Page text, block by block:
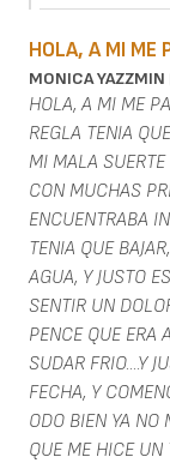
HOLA, A MI ME
MONICA
HOLA, A MI ME
REGLA TENIA
MI MALA SUERTE
CON MUCHAS
ENCUENTRABA
TENIA QUE
AGUA, Y JUSTO
SENTIR UN
PENCE QUE ERA
SUDAR FRIO....Y
FECHA, Y
ODO BIEN YA NO
QUE ME HICE UN